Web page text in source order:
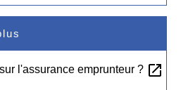
l'assurance emprunteur ? open_in_new